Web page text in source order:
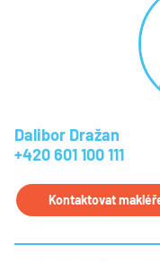
Dalibor Dražan
+420 601 100 111
Kontaktovat